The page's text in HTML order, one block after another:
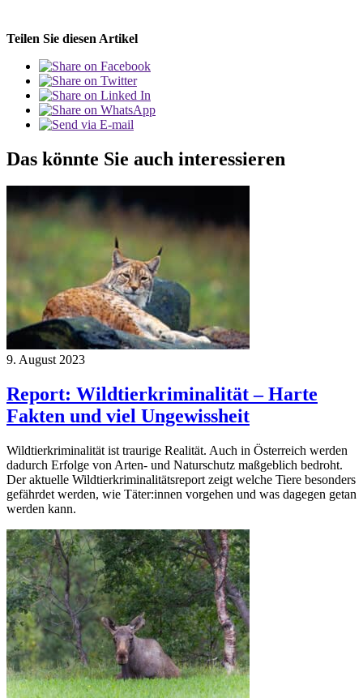
Teilen Sie diesen Artikel
Das könnte Sie auch interessieren
9. August 2023
Report: Wildtierkriminalität – Harte
Fakten und viel Ungewissheit
Wildtierkriminalität ist traurige Realität. Auch in Österreich werden
dadurch Erfolge von Arten- und Naturschutz maßgeblich bedroht.
Der aktuelle Wildtierkriminalitätsreport zeigt welche Tiere besonders
gefährdet werden, wie Täter:innen vorgehen und was dagegen getan
werden kann.